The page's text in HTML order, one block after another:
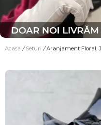
Acasa / Seturi / Aranjament Floral,